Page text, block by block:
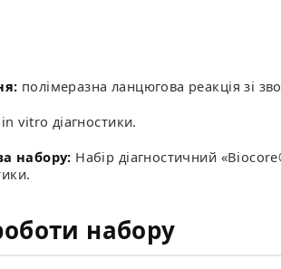
полімеразна ланцюгова реакція зі
vitro діагностики.
набору: Набір діагностичний
набору